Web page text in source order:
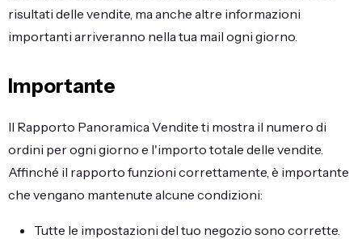
risultati delle vendite, ma anche altre informazioni
importanti arriveranno nella tua mail ogni giorno.
Importante
Il Rapporto Panoramica Vendite ti mostra il numero di
ordini per ogni giorno e l'importo totale delle vendite.
Affinché il rapporto funzioni correttamente, è importante
che vengano mantenute alcune condizioni:
Tutte le impostazioni del tuo negozio sono corrette.